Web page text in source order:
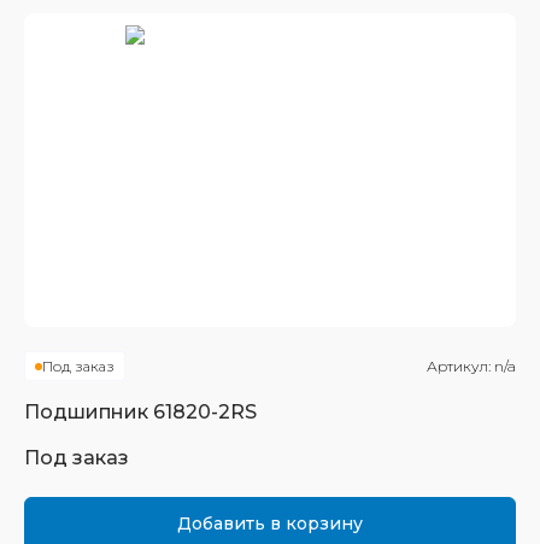
Под заказ Артикул: n/a
Подшипник 61820-2RS
Под заказ
Добавить в корзину